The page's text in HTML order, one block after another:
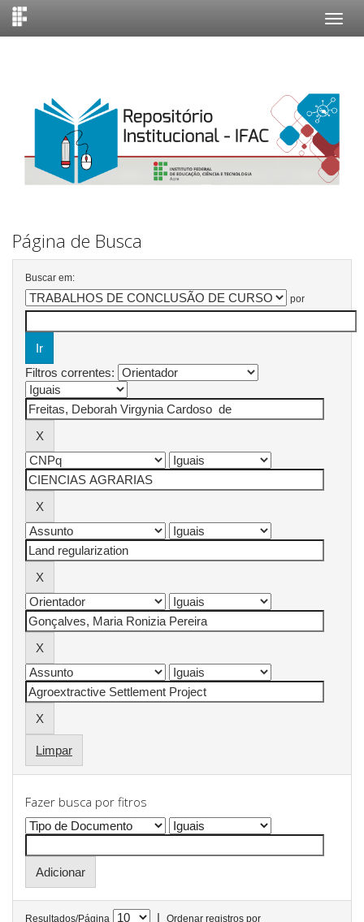
Página de Busca
Buscar em:
por
Filtros correntes:
Limpar
Fazer busca por fitros
Resultados/Página |
Ordenar registros por